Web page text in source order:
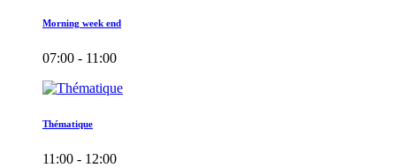
Morning week end
07:00 - 11:00
Thématique
11:00 - 12:00